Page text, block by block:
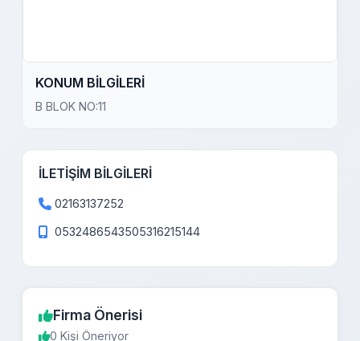
KONUM BİLGİLERİ
B BLOK NO:11
İLETİŞİM BİLGİLERİ
02163137252
0532486543505316215144
Firma Önerisi
0 Kişi Öneriyor